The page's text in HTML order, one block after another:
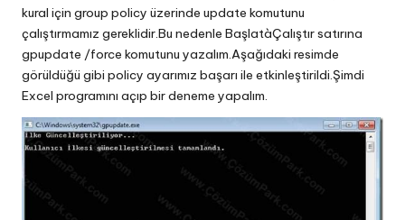
kural için group policy üzerinde update komutunu
çalıştırmamız gereklidir.Bu nedenle BaşlatàÇalıştır satırına
gpupdate /force komutunu yazalım.Aşağıdaki resimde
görüldüğü gibi policy ayarımız başarı ile etkinleştirildi.Şimdi
Excel programını açıp bir deneme yapalım.